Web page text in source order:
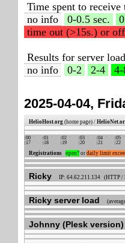
Time spent to receive
no info
0-0.5 sec.
time out (>15s.) or
Results for server
no info
0-2 2-4 4-
2025-04-04,
HelioHost.org (home page) /
Registrations open? or daily limit
Ricky IP: 64.62.211.134 (HTTP /
Ricky server load
Johnny (Plesk version)
00 01 02 03 04 05
17
18 19 20 21 22